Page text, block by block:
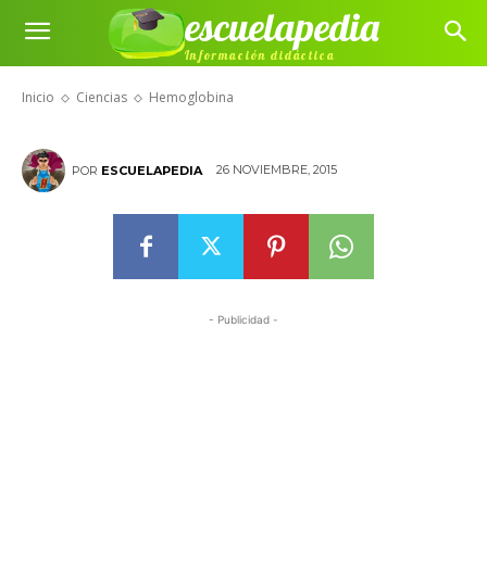
escuelapedia
Información didáctica
Inicio Ciencias Hemoglobina
Hemoglobina
POR ESCUELAPEDIA 26 NOVIEMBRE, 2015
- Publicidad -